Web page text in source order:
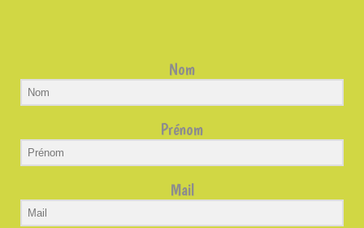
Nom
Prénom
Mail